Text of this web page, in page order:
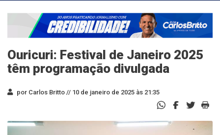
Ouricuri: Festival de Janeiro 2025
têm programação divulgada
por Carlos Britto // 10 de janeiro de 2025 às 21:35